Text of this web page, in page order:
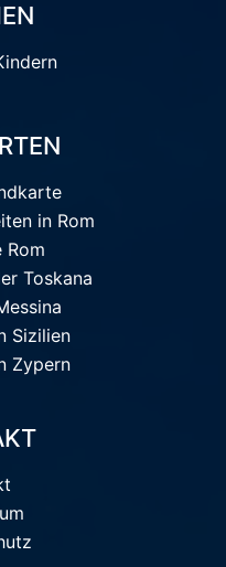
in Rom
Rom
Toskana
Sizilien
Zypern